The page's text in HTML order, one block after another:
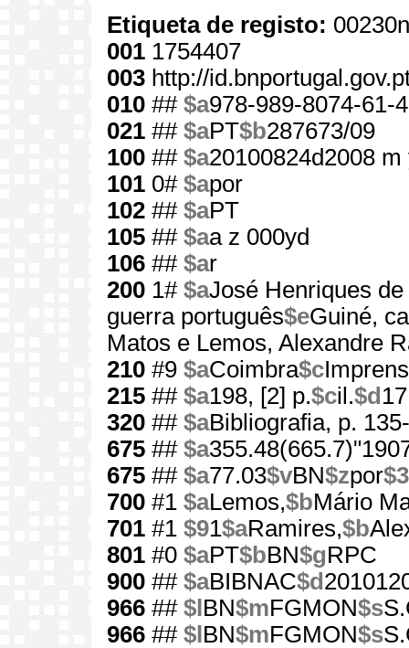
Etiqueta de registo:
001 1754407
003 http://
010 ## $a978-989-8074-61-4
021 ## $aPT$b287673/09
100 ## $a20100824d2008
101 0# $apor
102 ## $aPT
105 ## $aa z 000yd
106 ## $ar
200 1# $aJosé Henriques
guerra português$eGuiné,
Matos e Lemos, Alexandre
210 #9 $aCoimbra$c
215 ## $a198, [2] p.$cil.$d
320 ## $aBibliografia, p.
675 ## $a
675 ## $a77.03$vBN$zpor$3
700 #1 $aLemos,$bMário
701 #1 $91$aRamires,$b
801 #0 $aPT$bBN$gRPC
900 ## $aBIBNAC$d
966 ## $l BN$mFGMON$s
966 ## $l BN$mFGMON$s